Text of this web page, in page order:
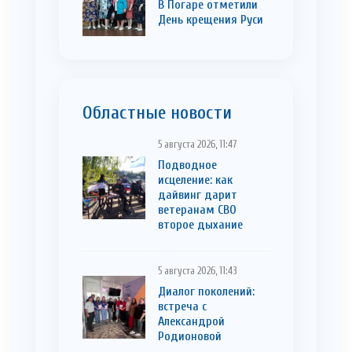
В Погаре отметили
День крещения Руси
Областные новости
5 августа 2026, 11:47
Подводное
исцеление: как
дайвинг дарит
ветеранам СВО
второе дыхание
5 августа 2026, 11:43
Диалог поколений:
встреча с
Александрой
Родионовой